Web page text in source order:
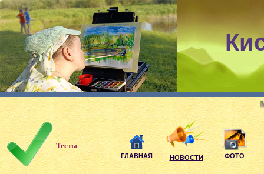
Мои
Тесты
ГЛАВНАЯ НОВОСТИ ФОТО